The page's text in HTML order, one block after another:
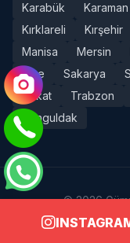
Karabük
Karaman
Kırklareli
Kırşehir
Manisa
Mersin
Rize
Sakarya
Tokat
Trabzon
Zonguldak
© 2026